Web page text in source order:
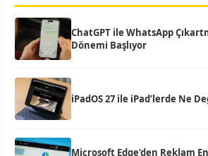
ChatGPT ile WhatsApp
Dönemi Başlıyor
iPadOS 27 ile iPad’lerde Ne
Microsoft Edge’den Reklam